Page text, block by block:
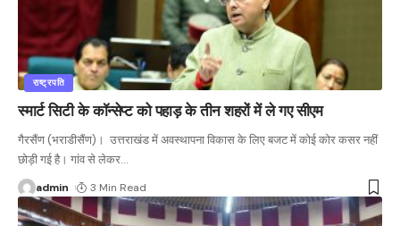
राष्ट्रपति
स्मार्ट सिटी के कॉन्सेप्ट को पहाड़ के तीन शहरों में ले गए सीएम
गैरसैंण (भराडीसैंण)। उत्तराखंड में अवस्थापना विकास के लिए बजट में कोई कोर कसर नहीं
छोड़ी गई है। गांव से लेकर…
admin 3 Min Read